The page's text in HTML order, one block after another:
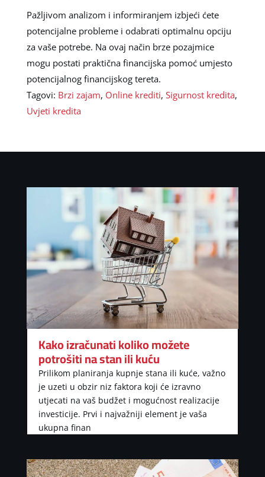
Pažljivom analizom i informiranjem izbjeći ćete
potencijalne probleme i odabrati optimalnu opciju
za vaše potrebe. Na ovaj način brze pozajmice
mogu postati praktična financijska pomoć umjesto
potencijalnog financijskog tereta.
Tagovi: Brzi zajam, Online krediti, Sigurnost kredita,
Uvjeti kredita
Kako izračunati koliko možete
potrošiti na stan ili kuću
Prilikom planiranja kupnje stana ili kuće, važno
je uzeti u obzir niz faktora koji će izravno
utjecati na vaš budžet i mogućnost realizacije
investicije. Prvi i najvažniji element je vaša
ukupna finan